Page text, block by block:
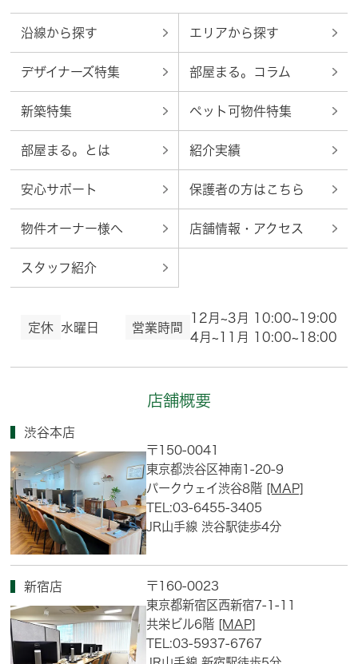
沿線から探す エリアから探す
デザイナーズ特集 部屋まる。コラム
新築特集 ペット可物件特集
部屋まる。とは 紹介実績
安心サポート 保護者の方はこちら
物件オーナー様へ 店舗情報・アクセス
スタッフ紹介
定休 水曜日 営業時間
12月~3月 10:00~19:00
4月~11月 10:00~18:00
店舗概要
渋谷本店
〒150-0041
東京都渋谷区神南1-20-9
パークウェイ渋谷8階 [MAP]
TEL:03-6455-3405
JR山手線 渋谷駅徒歩4分
新宿店
〒160-0023
東京都新宿区西新宿7-1-11
共栄ビル6階 [MAP]
TEL:03-5937-6767